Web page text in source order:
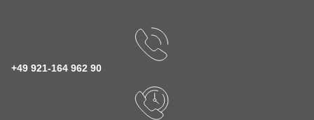
+49 921-164 962 90